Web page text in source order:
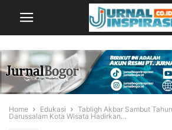
Home Edukasi
Tabligh Akbar Sambut
Darussalam Kota Wisata Hadirkan...